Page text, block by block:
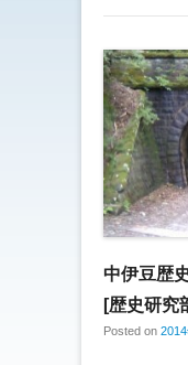
中伊豆歴
[歴史研究
Posted on